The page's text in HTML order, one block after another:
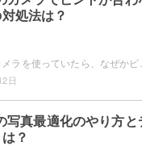
処法は？
日
写真最適化のやり方と
？